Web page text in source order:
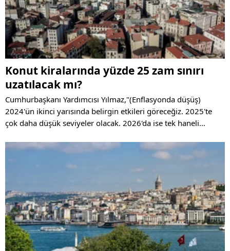
Konut kiralarında yüzde 25 zam sınırı
uzatılacak mı?
Cumhurbaşkanı Yardımcısı Yılmaz,"(Enflasyonda düşüş)
2024'ün ikinci yarısında belirgin etkileri göreceğiz. 2025'te
çok daha düşük seviyeler olacak. 2026'da ise tek haneli